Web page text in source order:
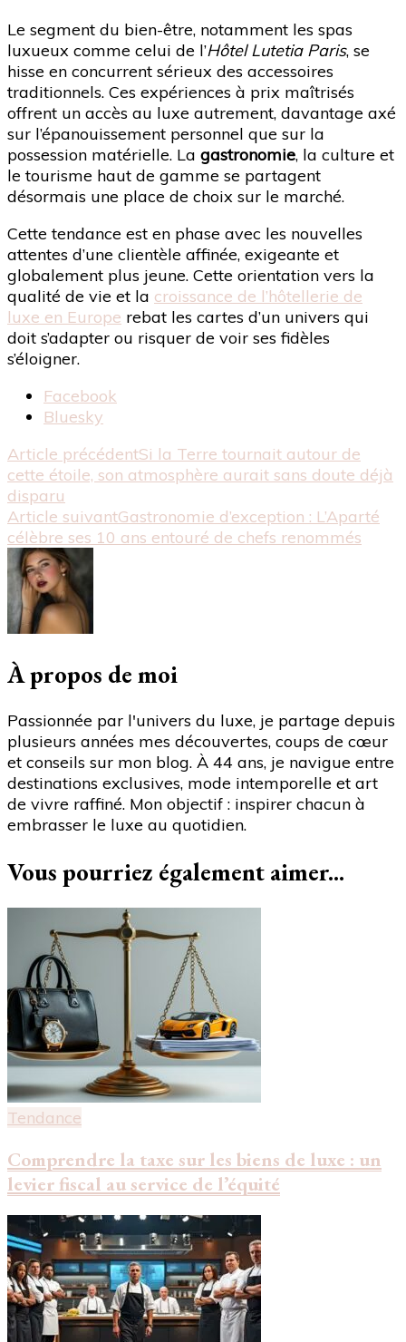
Le segment du bien-être, notamment les spas
luxueux comme celui de l’Hôtel Lutetia Paris, se
hisse en concurrent sérieux des accessoires
traditionnels. Ces expériences à prix maîtrisés
offrent un accès au luxe autrement, davantage axé
sur l’épanouissement personnel que sur la
possession matérielle. La gastronomie, la culture et
le tourisme haut de gamme se partagent
désormais une place de choix sur le marché.
Cette tendance est en phase avec les nouvelles
attentes d’une clientèle affinée, exigeante et
globalement plus jeune. Cette orientation vers la
qualité de vie et la croissance de l’hôtellerie de
luxe en Europe rebat les cartes d’un univers qui
doit s’adapter ou risquer de voir ses fidèles
s’éloigner.
Partager
"Le
marché
mondial
du
luxe
se
transforme
:
les
supplantent
les
à
main
dans
le
cœur
des
Facebook
Bluesky
Navigation
d'article
Article précédentSi la Terre tournait autour de
cette étoile, son atmosphère aurait sans doute déjà
disparu
Article suivantGastronomie d’exception : L’Aparté
célèbre ses 10 ans entouré de chefs renommés
À propos de moi
Passionnée par l'univers du luxe, je partage depuis
plusieurs années mes découvertes, coups de cœur
et conseils sur mon blog. À 44 ans, je navigue entre
destinations exclusives, mode intemporelle et art
de vivre raffiné. Mon objectif : inspirer chacun à
embrasser le luxe au quotidien.
Vous pourriez également aimer...
Tendance
Comprendre la taxe sur les biens de luxe : un
levier fiscal au service de l’équité